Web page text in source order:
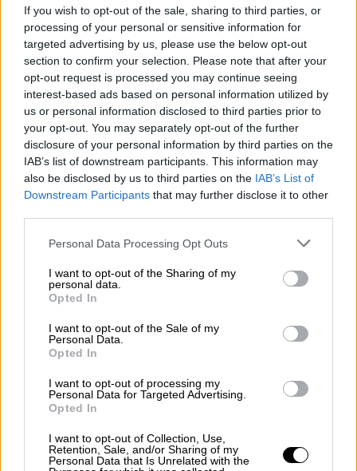
If you wish to opt-out of the sale, sharing to third parties, or
processing of your personal or sensitive information for
targeted advertising by us, please use the below opt-out
section to confirm your selection. Please note that after your
opt-out request is processed you may continue seeing
interest-based ads based on personal information utilized by
us or personal information disclosed to third parties prior to
your opt-out. You may separately opt-out of the further
disclosure of your personal information by third parties on the
IAB’s list of downstream participants. This information may
also be disclosed by us to third parties on the IAB’s List of
Downstream Participants that may further disclose it to other
Please note that this website/app uses one or more Google
not limited to your visit or usage behaviour. You may click to
grant or deny consent to Google and its third-party tags to
use your data for below specified purposes in below Google
consent section.
Personal Data Processing Opt Outs
I want to opt-out of the Sharing of my
personal data.
Opted In
I want to opt-out of the Sale of my
Personal Data.
Opted In
I want to opt-out of processing my
Personal Data for Targeted Advertising.
Opted In
I want to opt-out of Collection, Use,
Retention, Sale, and/or Sharing of my
Personal Data that Is Unrelated with the
κόμμα», απάντησε ο Ανδρουλάκης, με τον
κ. Λοβέρδονα θυμίζει ότι ο επικεφαλής
της ΚΟ εκλέγεται από την ίδια τη
Κοινοβουλευτική Ομάδα.
Έντονη ήταν η μάχη για τη συμφωνία των
Πρεσπών: ΟΑ. Λοβέρδοςξεκαθάρισε
οτί εξ αρχής τάχθηκε κατά της
συμφωνία και πέταξε το γάντι στους
υπόλοιπους. «Εγώ είμαι πατριώτης και
δεν πρέπει να ενοχοποιείται ο όρος.
Είμαι αρνητικός για τηΣυμφωνία των
Πρεσπών, διότι οι γείτονες δεν τηρούν
υπόλοιπους, ήταν κατά της Συμφωνίας;
», είπα χαρακτηριστικά. Οι υπόλοιποι
απέφυγαν να πάρουν θέση για…
ευνόητους λόγους. Ήταν σαφές ότι ο
Αν. Λοβέρδος έκανε μια προσέγγιση στο
πατριωτικόΠΑΣΟΚ, ενώ λίγο αργότερα
και ο Ν. Ανδρουλάκη «στόχευσε» στη
Ειδική μνεία έγινε στο ποιοι θα πρέπει